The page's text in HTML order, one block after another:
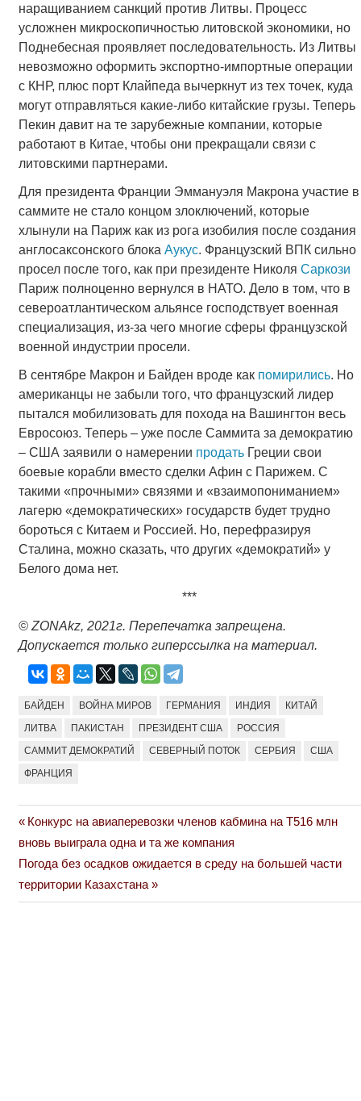
наращиванием санкций против Литвы. Процесс
усложнен микроскопичностью литовской экономики, но
Поднебесная проявляет последовательность. Из Литвы
невозможно оформить экспортно-импортные операции
с КНР, плюс порт Клайпеда вычеркнут из тех точек, куда
могут отправляться какие-либо китайские грузы. Теперь
Пекин давит на те зарубежные компании, которые
работают в Китае, чтобы они прекращали связи с
литовскими партнерами.
Для президента Франции Эммануэля Макрона участие в
саммите не стало концом злоключений, которые
хлынули на Париж как из рога изобилия после создания
англосаксонского блока Аукус. Французский ВПК сильно
просел после того, как при президенте Николя Саркози
Париж полноценно вернулся в НАТО. Дело в том, что в
североатлантическом альянсе господствует военная
специализация, из-за чего многие сферы французской
военной индустрии просели.
В сентябре Макрон и Байден вроде как помирились. Но
американцы не забыли того, что французский лидер
пытался мобилизовать для похода на Вашингтон весь
Евросоюз. Теперь – уже после Саммита за демократию
– США заявили о намерении продатьГреции свои
боевые корабли вместо сделки Афин с Парижем. С
такими «прочными» связями и «взаимопониманием»
лагерю «демократических» государств будет трудно
бороться с Китаем и Россией. Но, перефразируя
Сталина, можно сказать, что других «демократий» у
Белого дома нет.
***
© ZONAkz, 2021г. Перепечатка запрещена.
Допускается только гиперссылка на материал.
БАЙДЕН ВОЙНА МИРОВ ГЕРМАНИЯ ИНДИЯ КИТАЙ
ЛИТВА ПАКИСТАН ПРЕЗИДЕНТ США РОССИЯ
САММИТ ДЕМОКРАТИЙ СЕВЕРНЫЙ ПОТОК СЕРБИЯ США
ФРАНЦИЯ
Навигация
по
записям
Previous
Post:
Конкурс на авиаперевозки членов кабмина на Т516 млн
вновь выиграла одна и та же компания
Next
Post:
Погода без осадков ожидается в среду на большей части
территории Казахстана